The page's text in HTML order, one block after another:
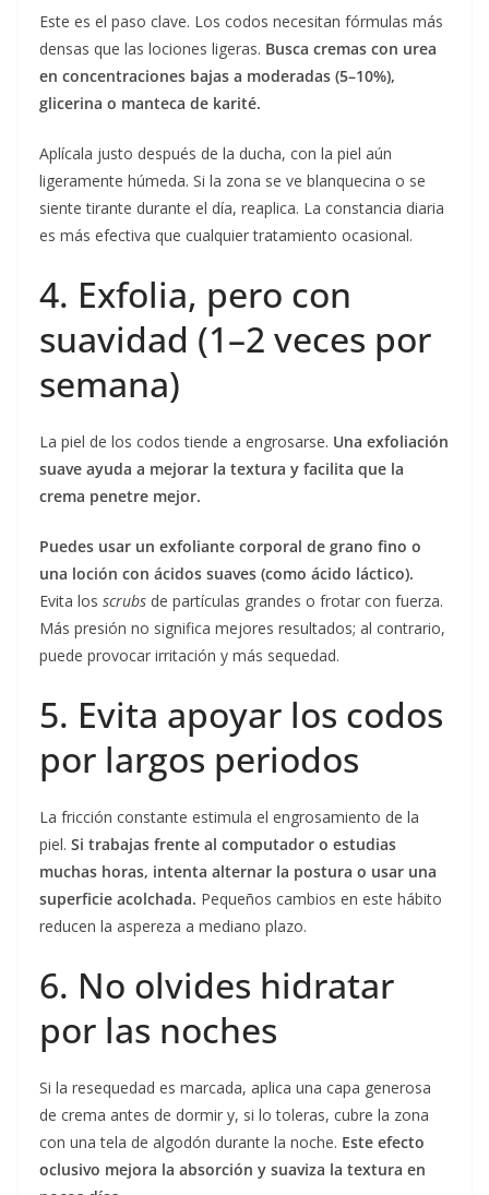
Este es el paso clave. Los codos necesitan fórmulas más
densas que las lociones ligeras. Busca cremas con urea
en concentraciones bajas a moderadas (5–10%),
glicerina o manteca de karité.
Aplícala justo después de la ducha, con la piel aún
ligeramente húmeda. Si la zona se ve blanquecina o se
siente tirante durante el día, reaplica. La constancia diaria
es más efectiva que cualquier tratamiento ocasional.
4. Exfolia, pero con
suavidad (1–2 veces por
semana)
La piel de los codos tiende a engrosarse. Una exfoliación
suave ayuda a mejorar la textura y facilita que la
crema penetre mejor.
Puedes usar un exfoliante corporal de grano fino o
una loción con ácidos suaves (como ácido láctico).
Evita los scrubs de partículas grandes o frotar con fuerza.
Más presión no significa mejores resultados; al contrario,
puede provocar irritación y más sequedad.
5. Evita apoyar los codos
por largos periodos
La fricción constante estimula el engrosamiento de la
piel. Si trabajas frente al computador o estudias
muchas horas, intenta alternar la postura o usar una
superficie acolchada. Pequeños cambios en este hábito
reducen la aspereza a mediano plazo.
6. No olvides hidratar
por las noches
Si la resequedad es marcada, aplica una capa generosa
de crema antes de dormir y, si lo toleras, cubre la zona
con una tela de algodón durante la noche. Este efecto
oclusivo mejora la absorción y suaviza la textura en